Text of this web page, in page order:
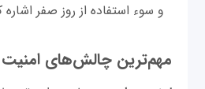
و سوء استفاده‌ از روز صفر اشاره
مهم‌ترین چالش‌های